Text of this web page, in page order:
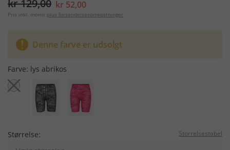
kr 129,00 kr 52,00
Pris inkl. moms plus forsendelsesomkostninger
Denne farve er udsolgt
Farve: lys abrikos
Størrelse: Storrelsestabel